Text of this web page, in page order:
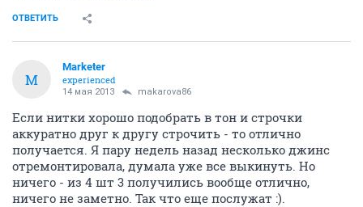
ОТВЕТИТЬ
M
Marketer
experienced
14 мая 2013 makarova86
Если нитки хорошо подобрать в тон и строчки
аккуратно друг к другу строчить - то отлично
получается. Я пару недель назад несколько джинс
отремонтировала, думала уже все выкинуть. Но
ничего - из 4 шт 3 получились вообще отлично,
ничего не заметно. Так что еще послужат :).